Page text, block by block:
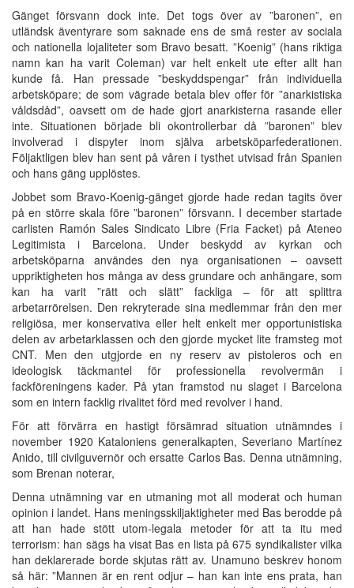
Gänget försvann dock inte. Det togs över av ”baronen”, en
utländsk äventyrare som saknade ens de små rester av sociala
och nationella lojaliteter som Bravo besatt. ”Koenig” (hans riktiga
namn kan ha varit Coleman) var helt enkelt ute efter allt han
kunde få. Han pressade ”beskyddspengar” från individuella
arbetsköpare; de som vägrade betala blev offer för ”anarkistiska
våldsdåd”, oavsett om de hade gjort anarkisterna rasande eller
inte. Situationen började bli okontrollerbar då ”baronen” blev
involverad i dispyter inom själva arbetsköparfederationen.
Följaktligen blev han sent på våren i tysthet utvisad från Spanien
och hans gäng upplöstes.
Jobbet som Bravo-Koenig-gänget gjorde hade redan tagits över
på en större skala före ”baronen” försvann. I december startade
carlisten Ramón Sales Sindicato Libre (Fria Facket) på Ateneo
Legitimista i Barcelona. Under beskydd av kyrkan och
arbetsköparna användes den nya organisationen – oavsett
uppriktigheten hos många av dess grundare och anhängare, som
kan ha varit ”rätt och slätt” fackliga – för att splittra
arbetarrörelsen. Den rekryterade sina medlemmar från den mer
religiösa, mer konservativa eller helt enkelt mer opportunistiska
delen av arbetarklassen och den gjorde mycket lite framsteg mot
CNT. Men den utgjorde en ny reserv av pistoleros och en
ideologisk täckmantel för professionella revolvermän i
fackföreningens kader. På ytan framstod nu slaget i Barcelona
som en intern facklig rivalitet förd med revolver i hand.
För att förvärra en hastigt försämrad situation utnämndes i
november 1920 Kataloniens generalkapten, Severiano Martínez
Anido, till civilguvernör och ersatte Carlos Bas. Denna utnämning,
som Brenan noterar,
Denna utnämning var en utmaning mot all moderat och human
opinion i landet. Hans meningsskiljaktigheter med Bas berodde på
att han hade stött utom-legala metoder för att ta itu med
terrorism: han sägs ha visat Bas en lista på 675 syndikalister vilka
han deklarerade borde skjutas rätt av. Unamuno beskrev honom
så här: ”Mannen är en rent odjur – han kan inte ens prata, han